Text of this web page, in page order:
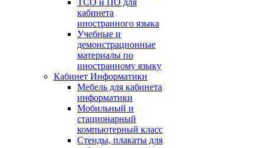
ТСО и ПО для
кабинета
иностранного языка
Учебные и
демонстрационные
материалы по
иностранному языку
Кабинет Информатики
Мебель для кабинета
информатики
Мобильный и
стационарный
компьютерный класс
Стенды, плакаты для